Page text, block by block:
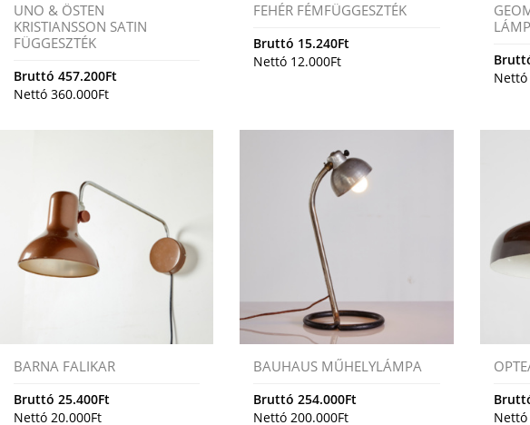
UNO & ÖSTEN
KRISTIANSSON SATIN
FÜGGESZTÉK
Bruttó 457.200Ft
Nettó 360.000Ft
FEHÉR FÉMFÜGGESZTÉK
Bruttó 15.240Ft
Nettó 12.000Ft
BARNA FALIKAR
Bruttó 25.400Ft
Nettó 20.000Ft
BAUHAUS MŰHELYLÁMPA
Bruttó254.000Ft
Nettó200.000Ft